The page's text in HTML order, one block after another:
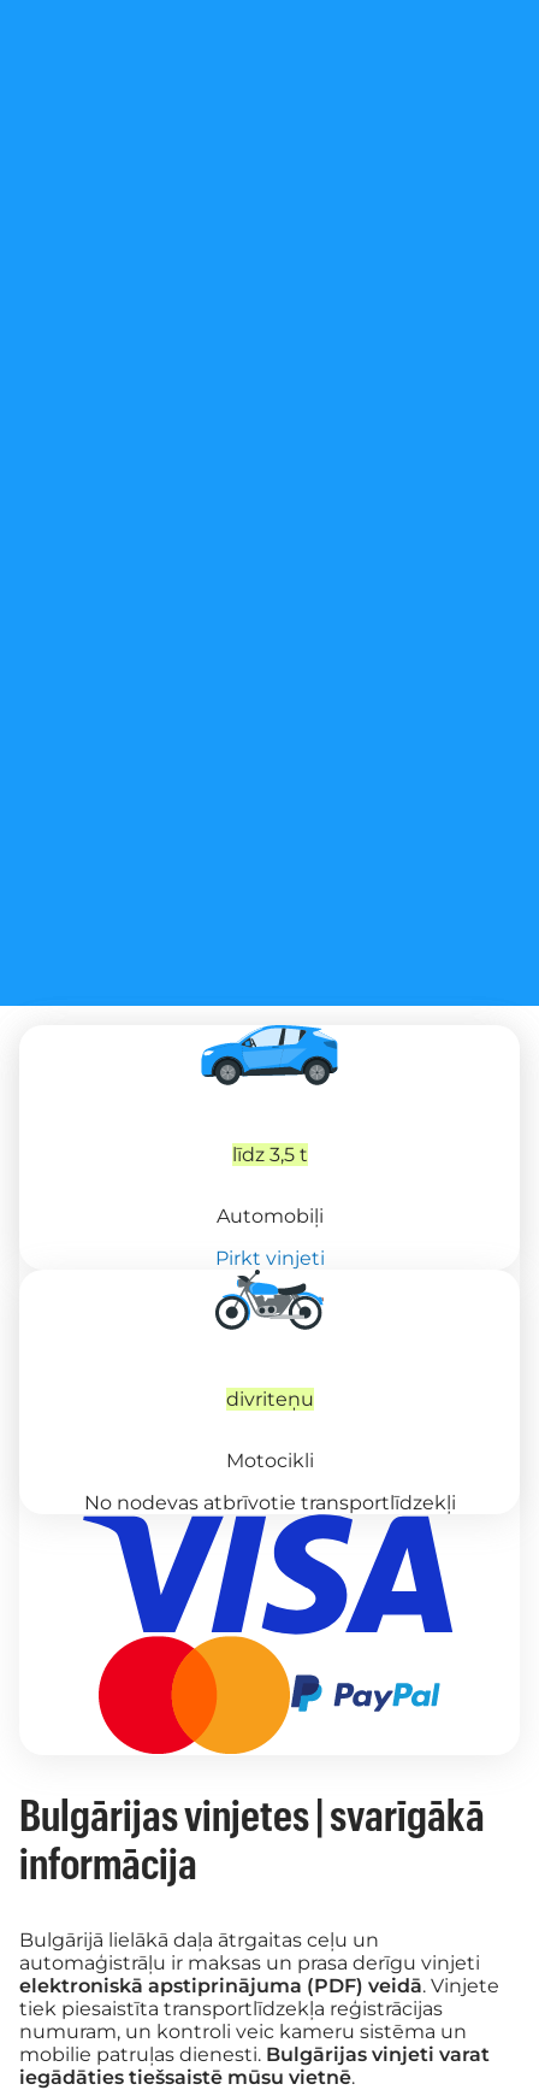
līdz 3,5 t
Automobiļi
Pirkt vinjeti
divriteņu
Motocikli
No nodevas atbrīvotie transportlīdzekļi
Bulgārijas vinjetes | svarīgākā
informācija
Bulgārijā lielākā daļa ātrgaitas ceļu un
automaģistrāļu ir maksas un prasa derīgu vinjeti
elektroniskā apstiprinājuma (PDF) veidā. Vinjete
tiek piesaistīta transportlīdzekļa reģistrācijas
numuram, un kontroli veic kameru sistēma un
mobilie patruļas dienesti. Bulgārijas vinjeti varat
iegādāties tiešsaistē mūsu vietnē.